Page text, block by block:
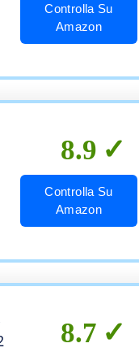
Controlla Su
Amazon
8.9
Controlla Su
Amazon
8.7